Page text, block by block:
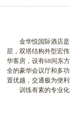
金华悦国际酒店是
层，双塔结构外型宏
华客房，设有68间东
全的豪华会议厅和多
置优越，交通极为便
训练有素的专业化